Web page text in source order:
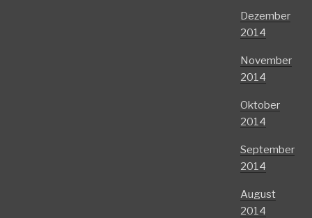
Dezember
2014
November
2014
Oktober
2014
September
2014
August
2014